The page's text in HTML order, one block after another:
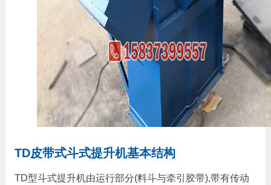
TD皮带式斗式提升机基本结构
TD型斗式提升机由运行部分(料斗与牵引胶带),带有传动